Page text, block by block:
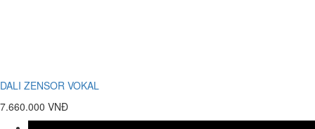
DALI ZENSOR VOKAL
7.660.000 VNĐ